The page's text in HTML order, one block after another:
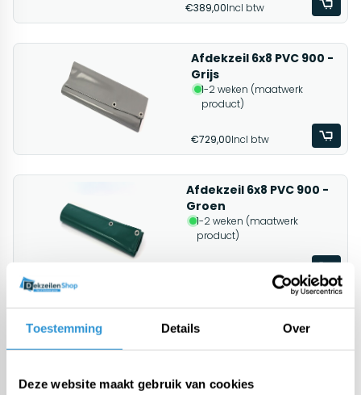
Toestemming Details Over
Deze website maakt gebruik van cookies
€389,00Incl btw
Afdekzeil 6x8 PVC 900 -
Grijs
1-2 weken (maatwerk
product)
€729,00Incl btw
Afdekzeil 6x8 PVC 900 -
Groen
1-2 weken (maatwerk
product)
Afdekzeil 6x10 PVC 900 -
Grijs
1-2 weken (maatwerk